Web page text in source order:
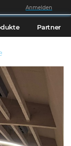
Anmelden
Partner